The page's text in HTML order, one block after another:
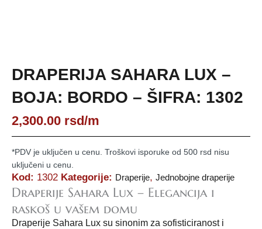
DRAPERIJA SAHARA LUX –
BOJA: BORDO – ŠIFRA: 1302
2,300.00 rsd/m
*PDV je uključen u cenu. Troškovi isporuke od 500 rsd nisu
uključeni u cenu.
Kod: 1302 Kategorije: Draperije, Jednobojne draperije
Draperije Sahara Lux – Elegancija i
raskoš u vašem domu
Draperije Sahara Lux su sinonim za sofisticiranost i